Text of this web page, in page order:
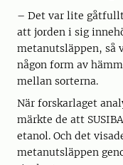
– Det var lite
att jorden i sig
metanutsläppen, så
någon form av
mellan sorterna.
När forskarlaget
märkte de att
etanol. Och det
metanutsläppen